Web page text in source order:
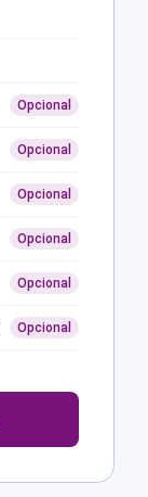
Opcional
Opcional
Opcional
Opcional
Opcional
Opcional